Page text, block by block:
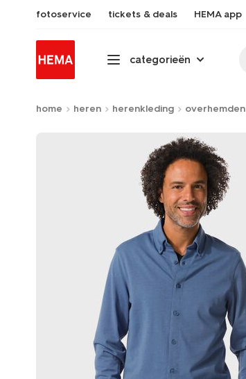
fotoservice tickets & deals HEMA app
categorieën
home heren herenkleding overhemden